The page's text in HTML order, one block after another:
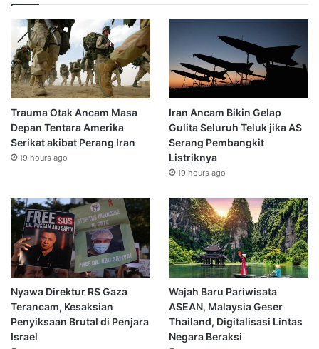
Trauma Otak Ancam Masa
Depan Tentara Amerika
Serikat akibat Perang Iran
19 hours ago
Iran Ancam Bikin Gelap
Gulita Seluruh Teluk jika AS
Serang Pembangkit
Listriknya
19 hours ago
Nyawa Direktur RS Gaza
Terancam, Kesaksian
Penyiksaan Brutal di Penjara
Israel
Wajah Baru Pariwisata
ASEAN, Malaysia Geser
Thailand, Digitalisasi Lintas
Negara Beraksi